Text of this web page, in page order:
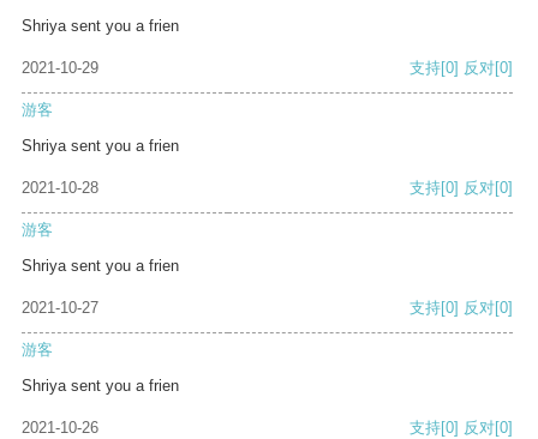
Shriya sent you a frien
2021-10-29 支持[0] 反对[0]
游客
Shriya sent you a frien
2021-10-28 支持[0] 反对[0]
游客
Shriya sent you a frien
2021-10-27 支持[0] 反对[0]
游客
Shriya sent you a frien
2021-10-26 支持[0] 反对[0]